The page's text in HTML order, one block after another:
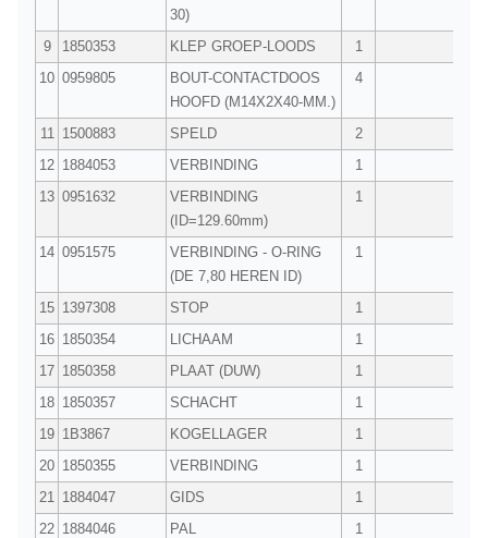
30)
9 1850353 KLEP GROEP-LOODS
1
10 0959805
BOUT-CONTACTDOOS
HOOFD (M14X2X40-MM.)
4
11 1500883 SPELD
2
12 1884053 VERBINDING
1
13 0951632
VERBINDING
(ID=129.60mm)
1
14 0951575
VERBINDING - O-RING
(DE 7,80 HEREN ID)
1
15 1397308 STOP
1
16 1850354 LICHAAM
1
17 1850358 PLAAT (DUW)
1
18 1850357 SCHACHT
1
19 1B3867 KOGELLAGER
1
20 1850355 VERBINDING
1
21
1884047 GIDS
1
22 1884046 PAL
1